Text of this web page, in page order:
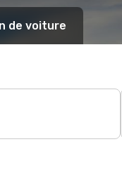
de voiture